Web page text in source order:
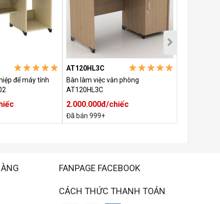
để máy tính
AT120HL3C
Bàn làm việc văn phòng
AT120HL3C
2.000.000đ/chiếc
Đã bán 999+
FANPAGE FACEBOOK
CÁCH THỨC THANH TOÁN